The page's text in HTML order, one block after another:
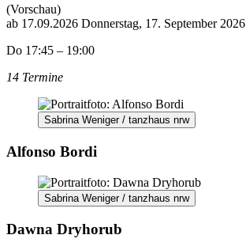
(Vorschau)
ab 17.09.2026 Donnerstag, 17. September 2026
Do 17:45 – 19:00
14 Termine
Sabrina Weniger / tanzhaus nrw
Alfonso Bordi
Sabrina Weniger / tanzhaus nrw
Dawna Dryhorub